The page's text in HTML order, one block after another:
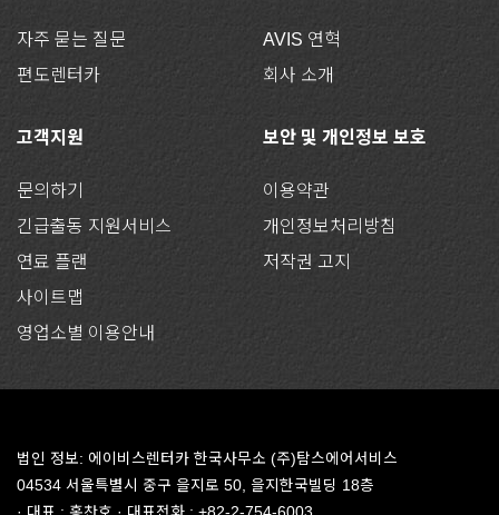
자주 묻는 질문
편도렌터카
AVIS 연혁
회사 소개
고객지원
문의하기
긴급출동 지원서비스
연료 플랜
사이트맵
영업소별 이용안내
보안 및 개인정보 보호
이용약관
개인정보처리방침
저작권 고지
법인 정보: 에이비스렌터카 한국사무소 (주)탐스에어서비스
04534 서울특별시 중구 을지로 50, 을지한국빌딩 18층